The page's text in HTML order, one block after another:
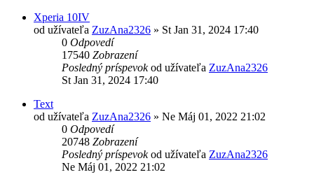
Xperia 10IV
od užívateľa ZuzAna2326 » St Jan 31, 2024 17:40
0 Odpovedí
17540 Zobrazení
Posledný príspevokod užívateľa ZuzAna2326
St Jan 31, 2024 17:40
Text
od užívateľa ZuzAna2326 » Ne Máj 01, 2022 21:02
0 Odpovedí
20748 Zobrazení
Posledný príspevokod užívateľa ZuzAna2326
Ne Máj 01, 2022 21:02